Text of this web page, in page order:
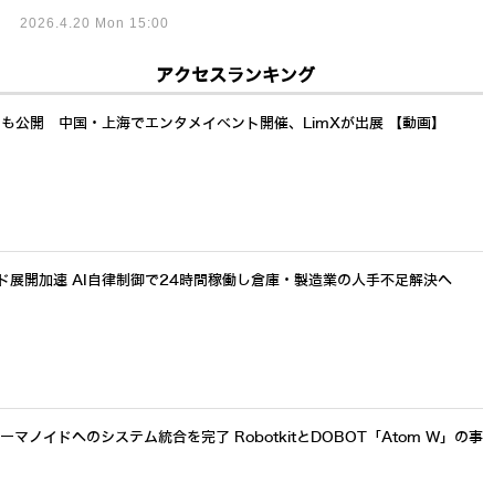
2026.4.20 Mon 15:00
アクセスランキング
公開 中国・上海でエンタメイベント開催、LimXが出展 【動画】
展開加速 AI自律制御で24時間稼働し倉庫・製造業の人手不足解決へ
マノイドへのシステム統合を完了 RobotkitとDOBOT「Atom W」の